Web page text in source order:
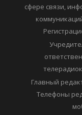
сфере связи,
Главный
Телефоны